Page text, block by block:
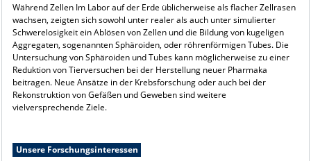
Während Zellen Im Labor auf der Erde üblicherweise als flacher Zellrasen
wachsen, zeigten sich sowohl unter realer als auch unter simulierter
Schwerelosigkeit ein Ablösen von Zellen und die Bildung von kugeligen
Aggregaten, sogenannten Sphäroiden, oder röhrenförmigen Tubes. Die
Untersuchung von Sphäroiden und Tubes kann möglicherweise zu einer
Reduktion von Tierversuchen bei der Herstellung neuer Pharmaka
beitragen. Neue Ansätze in der Krebsforschung oder auch bei der
Rekonstruktion von Gefäßen und Geweben sind weitere
vielversprechende Ziele.
Unsere Forschungsinteressen